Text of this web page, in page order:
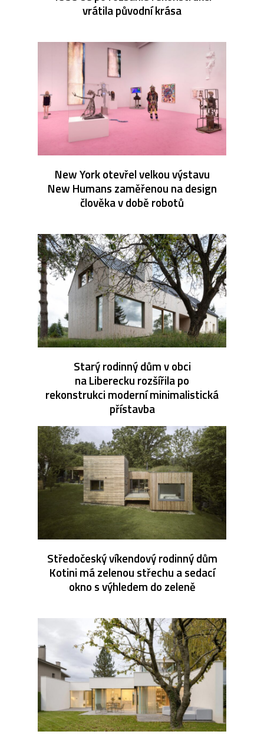
vrátila původní krása
New York otevřel velkou výstavu
New Humans zaměřenou na design
člověka v době robotů
Starý rodinný dům v obci
na Liberecku rozšířila po
rekonstrukci moderní minimalistická
přístavba
Středočeský víkendový rodinný dům
Kotini má zelenou střechu a sedací
okno s výhledem do zeleně